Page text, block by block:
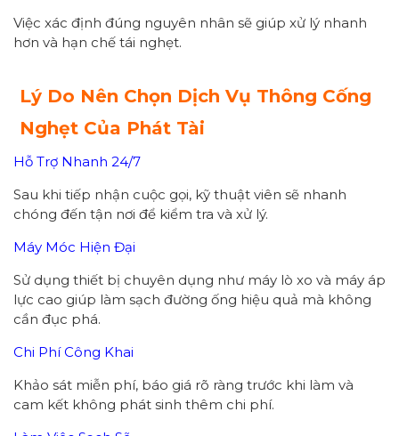
Việc xác định đúng nguyên nhân sẽ giúp xử lý nhanh
hơn và hạn chế tái nghẹt.
Lý Do Nên Chọn Dịch Vụ Thông Cống
Nghẹt Của Phát Tài
Hỗ Trợ Nhanh 24/7
Sau khi tiếp nhận cuộc gọi, kỹ thuật viên sẽ nhanh
chóng đến tận nơi để kiểm tra và xử lý.
Máy Móc Hiện Đại
Sử dụng thiết bị chuyên dụng như máy lò xo và máy áp
lực cao giúp làm sạch đường ống hiệu quả mà không
cần đục phá.
Chi Phí Công Khai
Khảo sát miễn phí, báo giá rõ ràng trước khi làm và
cam kết không phát sinh thêm chi phí.